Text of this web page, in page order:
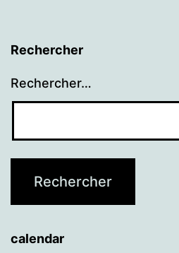
Rechercher
Rechercher…
calendar